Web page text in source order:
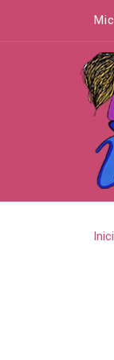
Saltar al